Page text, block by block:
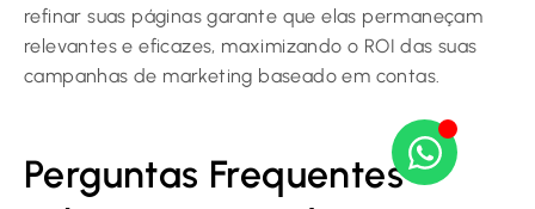
refinar suas páginas garante que elas permaneçam
relevantes e eficazes, maximizando o ROI das suas
campanhas de marketing baseado em contas.
Perguntas Frequentes